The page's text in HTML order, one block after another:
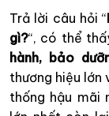
Trả lời câu hỏi “
gì?“, có thể
hành, bảo
thương hiệu lớn
thống hậu mãi